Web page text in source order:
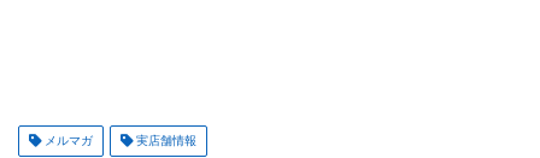
メルマガ 実店舗情報